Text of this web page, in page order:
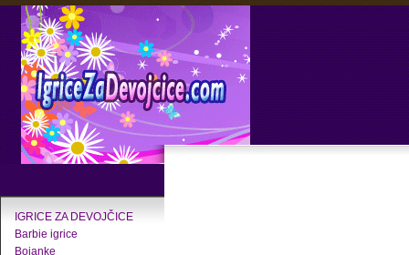
IGRICE ZA DEVOJČICE
Barbie igrice
Bojanke